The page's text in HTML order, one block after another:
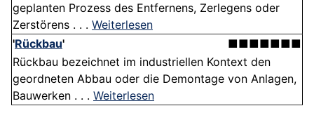
geplanten Prozess des Entfernens, Zerlegens oder
Zerstörens . . . Weiterlesen
'Rückbau'
■■■■■■■
Rückbau bezeichnet im industriellen Kontext den
geordneten Abbau oder die Demontage von Anlagen,
Bauwerken . . . Weiterlesen